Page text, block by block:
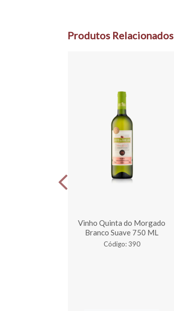
Produtos Relacionados
Vinho Quinta do Morgado
Branco Suave 750 ML
Código: 390